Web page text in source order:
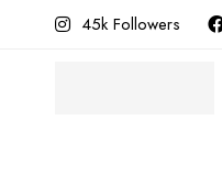
45k Followers